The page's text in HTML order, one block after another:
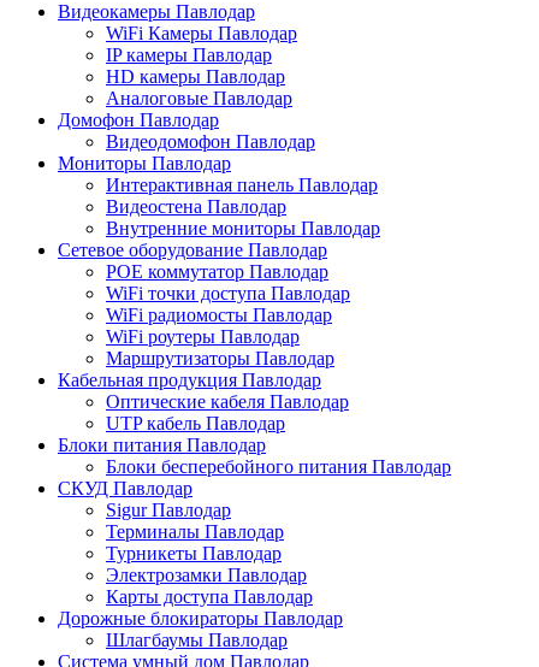
Видеокамеры Павлодар
WiFi Камеры Павлодар
IP камеры Павлодар
HD камеры Павлодар
Аналоговые Павлодар
Домофон Павлодар
Видеодомофон Павлодар
Мониторы Павлодар
Интерактивная панель Павлодар
Видеостена Павлодар
Внутренние мониторы Павлодар
Сетевое оборудование Павлодар
POE коммутатор Павлодар
WiFi точки доступа Павлодар
WiFi радиомосты Павлодар
WiFi роутеры Павлодар
Маршрутизаторы Павлодар
Кабельная продукция Павлодар
Оптические кабеля Павлодар
UTP кабель Павлодар
Блоки питания Павлодар
Блоки бесперебойного питания Павлодар
СКУД Павлодар
Sigur Павлодар
Терминалы Павлодар
Турникеты Павлодар
Электрозамки Павлодар
Карты доступа Павлодар
Дорожные блокираторы Павлодар
Шлагбаумы Павлодар
Система умный дом Павлодар